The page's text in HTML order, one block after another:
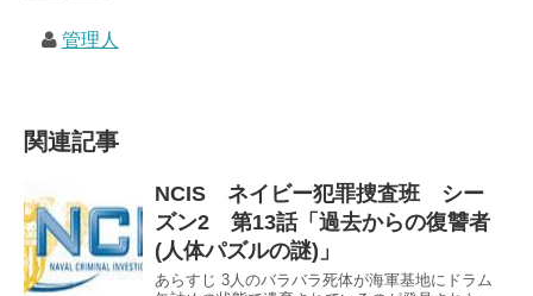
管理人
関連記事
NCIS ネイビー犯罪捜査班 シー
ズン2 第13話「過去からの復讐者
(人体パズルの謎)」
あらすじ 3人のバラバラ死体が海軍基地にドラム